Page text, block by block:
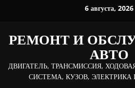
6 августа, 2026
РЕМОНТ И
АВТО
ДВИГАТЕЛЬ, ТРАНСМИССИЯ,
СИСТЕМА, КУЗОВ, ЭЛЕКТРИКА